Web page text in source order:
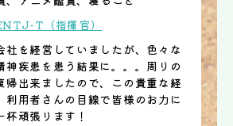
T（指揮官）
社を経営していましたが、色々な
神疾患を患う結果に。。。周りの
帰出来ましたので、この貴重な経
利用者さんの目線で皆様のお力に
頑張ります！